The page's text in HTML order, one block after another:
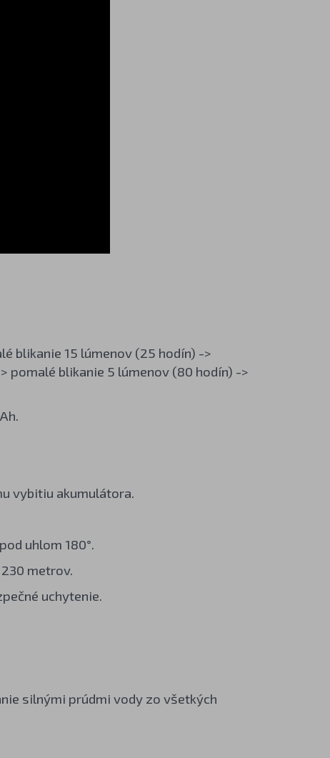
blikanie 15 lúmenov (25 hodín) ->
pomalé blikanie 5 lúmenov (80 hodín) ->
vybitiu akumulátora.
uhlom 180°.
metrov.
uchytenie.
silnými prúdmi vody zo všetkých